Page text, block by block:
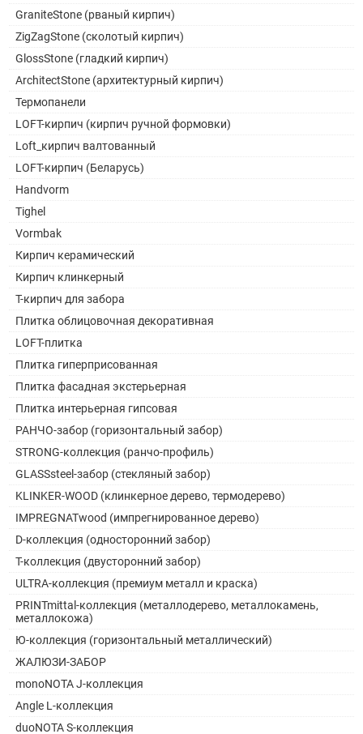
GraniteStone (рваный кирпич)
ZigZagStone (сколотый кирпич)
GlossStone (гладкий кирпич)
ArchitectStone (архитектурный кирпич)
Термопанели
LOFT-кирпич (кирпич ручной формовки)
Loft_кирпич валтованный
LOFT-кирпич (Беларусь)
Handvorm
Tighel
Vormbak
Кирпич керамический
Кирпич клинкерный
Т-кирпич для забора
Плитка облицовочная декоративная
LOFT-плитка
Плитка гиперприсованная
Плитка фасадная экстерьерная
Плитка интерьерная гипсовая
РАНЧО-забор (горизонтальный забор)
STRONG-коллекция (ранчо-профиль)
GLASSsteel-забор (стекляный забор)
KLINKER-WOOD (клинкерное дерево, термодерево)
IMPREGNATwood (импрегнированное дерево)
D-коллекция (односторонний забор)
Т-коллекция (двусторонний забор)
ULTRA-коллекция (премиум металл и краска)
PRINTmittal-коллекция (металлодерево, металлокамень,
металлокожа)
Ю-коллекция (горизонтальный металлический)
ЖАЛЮЗИ-ЗАБОР
monoNOTA J-коллекция
Angle L-коллекция
duoNOTA S-коллекция